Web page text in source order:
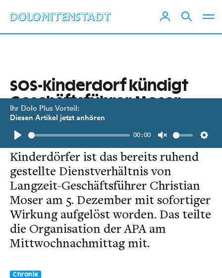
Ihr Dolo Plus Vorteil:
Diesen Artikel jetzt anhören
Play
00:00
Unmute
SOS-Kinderdorf kündigt
Geschäftsführer Moser
Im Zusammenhang mit der
Missbrauchscausa rund um die SOS-
Kinderdörfer ist das bereits ruhend
gestellte Dienstverhältnis von
Langzeit-Geschäftsführer Christian
Moser am 5. Dezember mit sofortiger
Wirkung aufgelöst worden. Das teilte
die Organisation der APA am
Mittwochnachmittag mit.
Chronik